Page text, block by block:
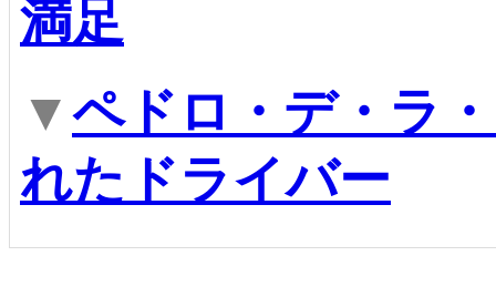
満足
▼ペドロ・デ・ラ
れたドライバー